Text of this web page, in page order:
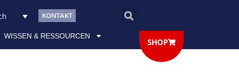
KONTAKT
WISSEN & RESSOURCEN
SHOP